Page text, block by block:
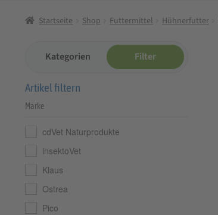
Startseite Shop Futtermittel Hühnerfutter
Kategorien Filter
Artikel filtern
Marke
cdVet Naturprodukte
insektoVet
Klaus
Ostrea
Pico